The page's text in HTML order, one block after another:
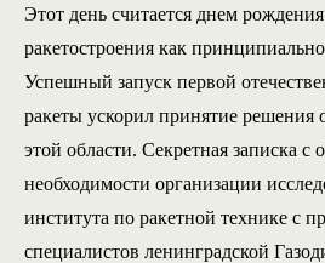
Этот день считается днем рождения
ракетостроения как
Успешный запуск первой
ракеты ускорил принятие решения
этой области. Секретная записка с
необходимости организации
института по ракетной технике с
специалистов ленинградской